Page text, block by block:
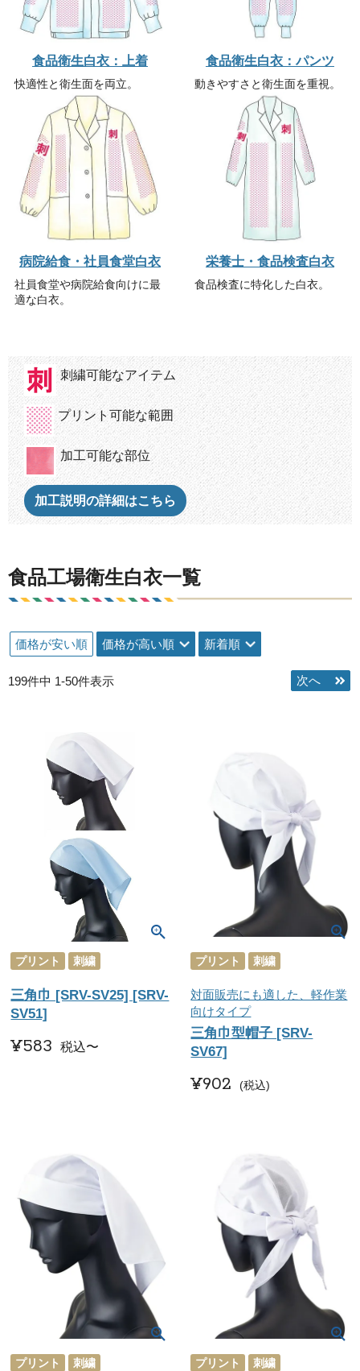
食品衛生白衣：上着
快適性と衛生面を両立。
食品衛生白衣：パンツ
動きやすさと衛生面を重視。
病院給食・社員食堂白衣
社員食堂や病院給食向けに最
適な白衣。
栄養士・食品検査白衣
食品検査に特化した白衣。
刺繍可能なアイテム
プリント可能な範囲
加工可能な部位
加工説明の詳細はこちら
食品工場衛生白衣一覧
価格が安い順 価格が高い順 新着順
199件中 1-50件表示
プリント 刺繍
三角巾 [SRV-SV25] [SRV-
SV51]
¥583 税込〜
プリント 刺繍
対面販売にも適した、軽作業
向けタイプ
三角巾型帽子 [SRV-
SV67]
¥902 税込
プリント 刺繍 プリント 刺繍